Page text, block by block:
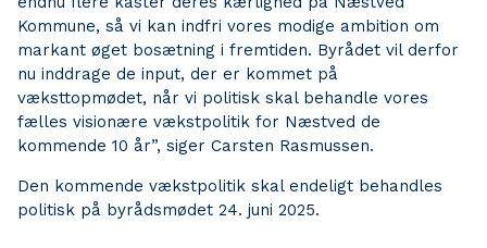
Kommune, så vi kan indfri vores modige ambition om
markant øget bosætning i fremtiden. Byrådet vil derfor
nu inddrage de input, der er kommet på
væksttopmødet, når vi politisk skal behandle vores
fælles visionære vækstpolitik for Næstved de
kommende 10 år”, siger Carsten Rasmussen.
Den kommende vækstpolitik skal endeligt behandles
politisk på byrådsmødet 24. juni 2025.